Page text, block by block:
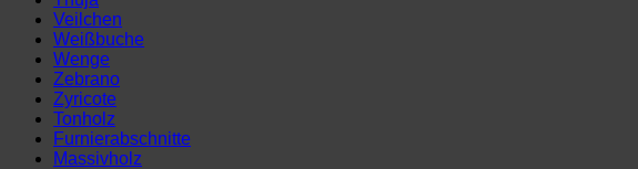
Veilchen
Weißbuche
Wenge
Zebrano
Zyricote
Tonholz
Furnierabschnitte
Massivholz